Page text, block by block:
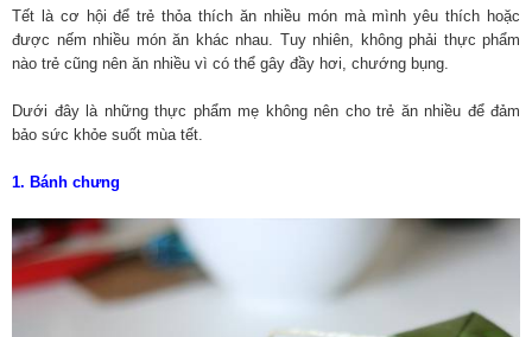
Tết là cơ hội để trẻ thỏa thích ăn nhiều món mà mình yêu thích hoặc
được nếm nhiều món ăn khác nhau. Tuy nhiên, không phải thực phẩm
nào trẻ cũng nên ăn nhiều vì có thể gây đầy hơi, chướng bụng.
Dưới đây là những thực phẩm mẹ không nên cho trẻ ăn nhiều để đảm
bảo sức khỏe suốt mùa tết.
1. Bánh chưng